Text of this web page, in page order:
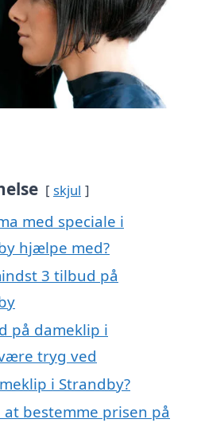
skjul
med speciale i
hjælpe med?
3 tilbud på
på dameklip i
tryg ved
i Strandby?
bestemme prisen på